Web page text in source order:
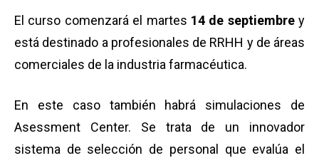
El curso comenzará el martes 14 de septiembrey
está destinado a profesionales de RRHH y de áreas
comerciales de la industria farmacéutica.
En este caso también habrá simulaciones de
Asessment Center. Se trata de un innovador
sistema de selección de personal que evalúa el